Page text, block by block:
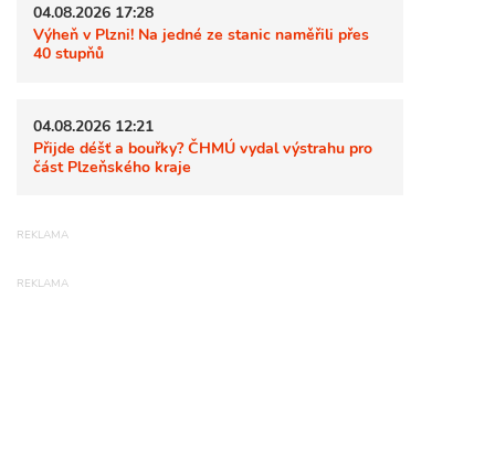
04.08.2026 17:28
Výheň v Plzni! Na jedné ze stanic naměřili přes
40 stupňů
04.08.2026 12:21
Přijde déšť a bouřky? ČHMÚ vydal výstrahu pro
část Plzeňského kraje